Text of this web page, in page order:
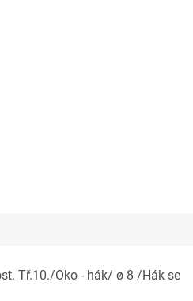
Tř.10./Oko - hák/ ø 8 /Hák se